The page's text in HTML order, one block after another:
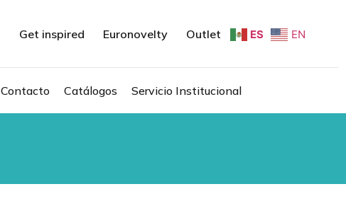
Get inspired Euronovelty Outlet ES EN
Contacto Catálogos Servicio Institucional